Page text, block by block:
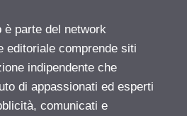
è parte del network
editoriale comprende siti
indipendente che
di appassionati ed esperti
comunicati e